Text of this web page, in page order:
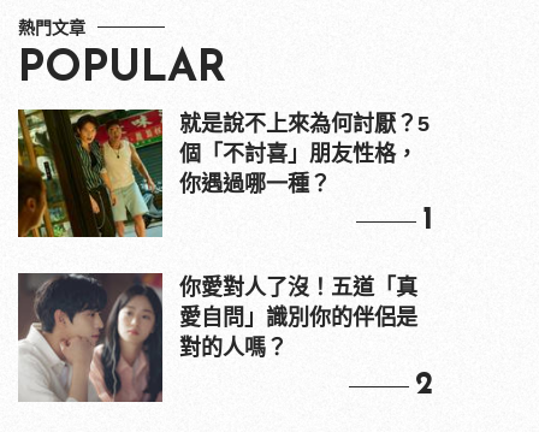
熱門文章
POPULAR
就是說不上來為何討厭？5
個「不討喜」朋友性格，
你遇過哪一種？
1
你愛對人了沒！五道「真
愛自問」識別你的伴侶是
對的人嗎？
2